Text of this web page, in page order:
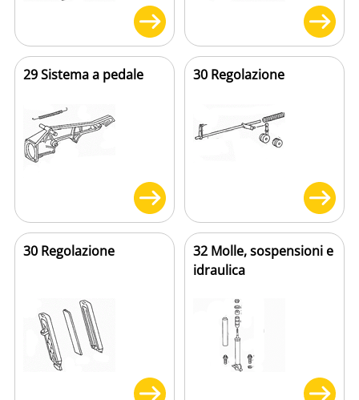
29 Sistema a pedale 30 Regolazione
30 Regolazione
32 Molle, sospensioni e
idraulica